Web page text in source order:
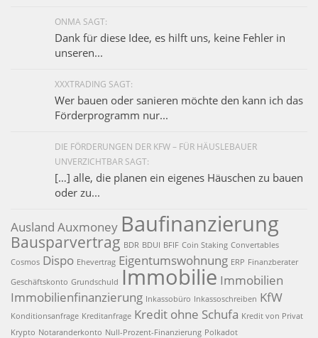
ONMA SAGT:
Dank für diese Idee, es hilft uns, keine Fehler in
unseren...
XXXTRADING SAGT:
Wer bauen oder sanieren möchte den kann ich das
Förderprogramm nur...
DIE FÖRDERUNGEN DER KFW – FÜR HÄUSLEBAUER
UNVERZICHTBAR SAGT:
[…] alle, die planen ein eigenes Häuschen zu bauen
oder zu...
Ausland Auxmoney Baufinanzierung
Bausparvertrag BDR BDUI BFIF Coin Staking Convertables
Cosmos Dispo Ehevertrag Eigentumswohnung ERP Finanzberater
Geschäftskonto Grundschuld Immobilie Immobilien
Immobilienfinanzierung Inkassobüro Inkassoschreiben KfW
Konditionsanfrage Kreditanfrage Kredit ohne Schufa Kredit von Privat
Krypto Notaranderkonto Null-Prozent-Finanzierung Polkadot